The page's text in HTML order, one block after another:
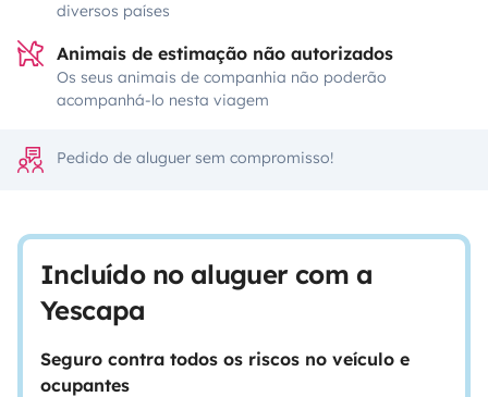
diversos países
Animais de estimação não autorizados
Os seus animais de companhia não poderão
acompanhá-lo nesta viagem
Pedido de aluguer sem compromisso!
Incluído no aluguer com a
Yescapa
Seguro contra todos os riscos no veículo e
ocupantes